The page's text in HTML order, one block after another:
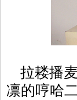
拉耧播麦
凛的哼哈